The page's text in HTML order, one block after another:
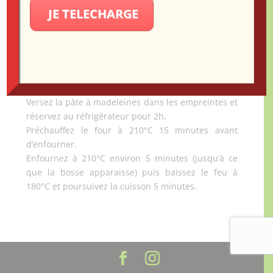
Incorporez ensuite petit à petit la farine, la poudre
d’amande et la levure chimique à la préparation.
Mélangez le tout avec un fouet jusqu’à obtenir une
Versez la pâte à madeleines dans les empreintes et
réservez au réfrigérateur pour 2h.
Préchauffez le four à 210°C 15 minutes avant
d’enfourner.
Enfournez à 210°C environ 5 minutes (jusqu’à ce
que la bosse apparaisse) puis baissez le feu à
180°C et poursuivez la cuisson 5 minutes.
JE TELECHARGE